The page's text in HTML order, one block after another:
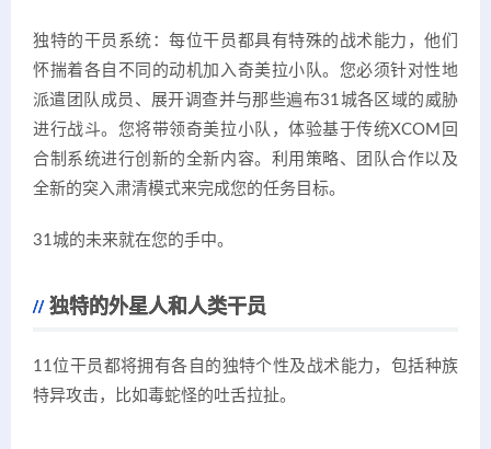
独特的干员系统：每位干员都具有特殊的战术能力，他们
怀揣着各自不同的动机加入奇美拉小队。您必须针对性地
派遣团队成员、展开调查并与那些遍布31城各区域的威胁
进行战斗。您将带领奇美拉小队，体验基于传统XCOM回
合制系统进行创新的全新内容。利用策略、团队合作以及
全新的突入肃清模式来完成您的任务目标。
31城的未来就在您的手中。
独特的外星人和人类干员
11位干员都将拥有各自的独特个性及战术能力，包括种族
特异攻击，比如毒蛇怪的吐舌拉扯。